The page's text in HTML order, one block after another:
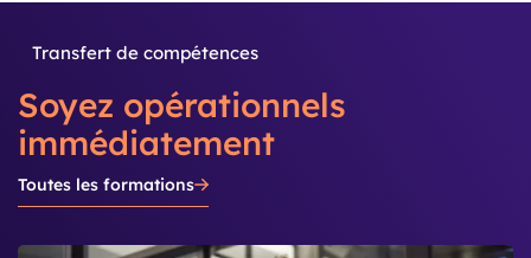
Transfert de compétences
Soyez opérationnels
immédiatement
Toutes les formations